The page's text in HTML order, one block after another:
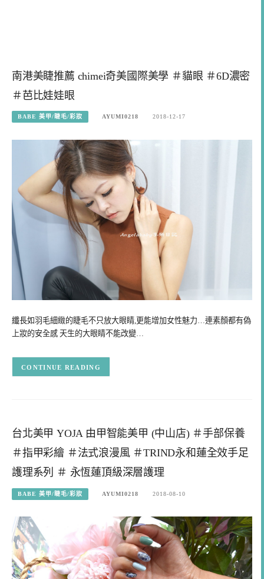
南港美睫推薦 chimei奇美國際美學 ＃貓眼 ＃6D濃密
＃芭比娃娃眼
BABE 美甲/睫毛/彩妝 AYUMI0218 2018-12-17
纖長如羽毛細緻的睫毛不只放大眼睛,更能增加女性魅力…連素顏都有偽
上妝的安全感 天生的大眼睛不能改變…
CONTINUE READING
台北美甲 YOJA 由甲智能美甲 (中山店) ＃手部保養
＃指甲彩繪 ＃法式浪漫風 ＃TRIND永和蓮全效手足
護理系列 ＃ 永恆蓮頂級深層護理
BABE 美甲/睫毛/彩妝 AYUMI0218 2018-08-10